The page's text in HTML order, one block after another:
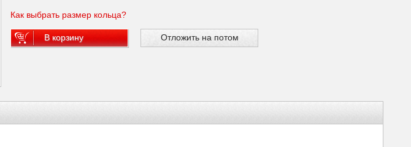
Как выбрать размер кольца?
В корзину Отложить на потом